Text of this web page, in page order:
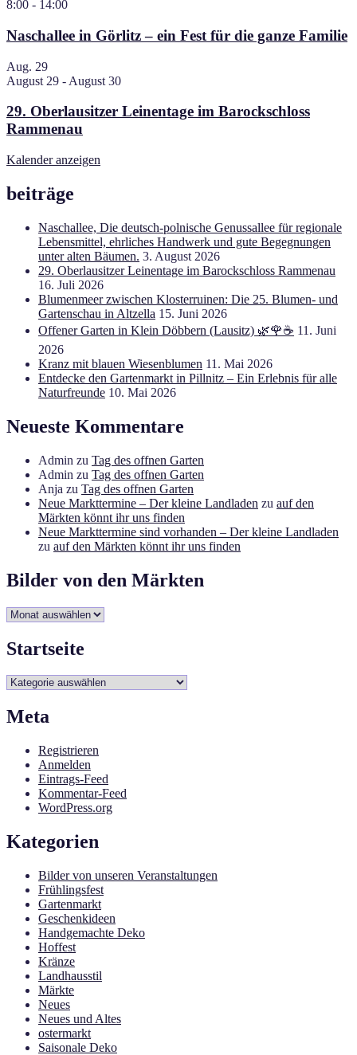
8:00 - 14:00
Naschallee in Görlitz – ein Fest für die ganze Familie
Aug. 29
August 29 - August 30
29. Oberlausitzer Leinentage im Barockschloss
Rammenau
Kalender anzeigen
beiträge
Naschallee, Die deutsch-polnische Genussallee für regionale
Lebensmittel, ehrliches Handwerk und gute Begegnungen
unter alten Bäumen. 3. August 2026
29. Oberlausitzer Leinentage im Barockschloss Rammenau
16. Juli 2026
Blumenmeer zwischen Klosterruinen: Die 25. Blumen- und
Gartenschau in Altzella 15. Juni 2026
Offener Garten in Klein Döbbern (Lausitz) 🌿🌹☕ 11. Juni
2026
Kranz mit blauen Wiesenblumen 11. Mai 2026
Entdecke den Gartenmarkt in Pillnitz – Ein Erlebnis für alle
Naturfreunde 10. Mai 2026
Neueste Kommentare
Admin zu Tag des offnen Garten
Admin zu Tag des offnen Garten
Anja zu Tag des offnen Garten
Neue Markttermine – Der kleine Landladen zu auf den
Märkten könnt ihr uns finden
Neue Markttermine sind vorhanden – Der kleine Landladen
zu auf den Märkten könnt ihr uns finden
Bilder von den Märkten
Bilder
den
Märkten
Startseite
Startseite
Meta
Registrieren
Anmelden
Eintrags-Feed
Kommentar-Feed
WordPress.org
Kategorien
Bilder von unseren Veranstaltungen
Frühlingsfest
Gartenmarkt
Geschenkideen
Handgemachte Deko
Hoffest
Kränze
Landhausstil
Märkte
Neues
Neues und Altes
ostermarkt
Saisonale Deko